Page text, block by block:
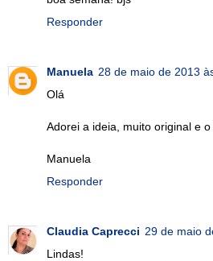
Responder
Manuela 28 de maio de 2013
Olá
Adorei a ideia, muito original e
Manuela
Responder
Claudia Caprecci 29 de maio
Lindas!